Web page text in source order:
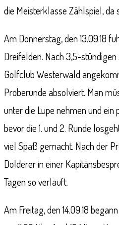
die Meisterklasse Zählspiel, da
Am Donnerstag, den 13.09.18
Dreifelden. Nach 3,5-
Golfclub Westerwald
Proberunde absolviert. Man
unter die Lupe nehmen und ein
bevor die 1. und 2. Runde
viel Spaß gemacht. Nach der
Dolderer in einer
Tagen so verläuft.
Am Freitag, den 14.09.18